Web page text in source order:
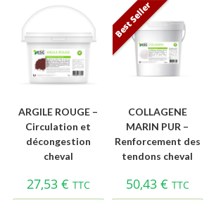
ARGILE ROUGE –
Circulation et
décongestion
cheval
27,53 € TTC
Best Seller
COLLAGENE
MARIN PUR –
Renforcement des
tendons cheval
50,43 € TTC